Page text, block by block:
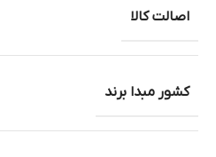
اصالت کالا
کشور مبدا برند